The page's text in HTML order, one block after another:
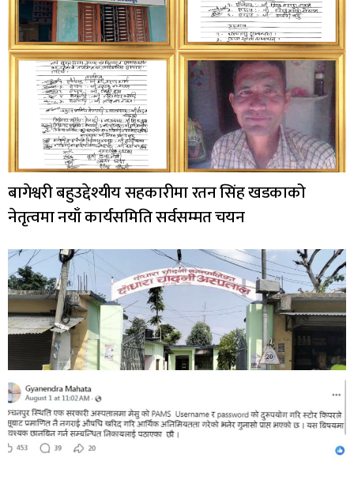
बागेश्वरी बहुउद्देश्यीय सहकारीमा रतन सिंह खडकाको
नेतृत्वमा नयाँ कार्यसमिति सर्वसम्मत चयन